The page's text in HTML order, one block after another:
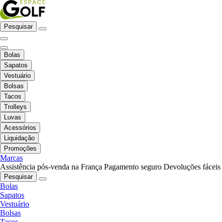
Pesquisar
Bolas
Sapatos
Vestuário
Bolsas
Tacos
Trolleys
Luvas
Acessórios
Liquidação
Promoções
Marcas
Assistência pós-venda na França Pagamento seguro Devoluções fáceis
Pesquisar
Bolas
Sapatos
Vestuário
Bolsas